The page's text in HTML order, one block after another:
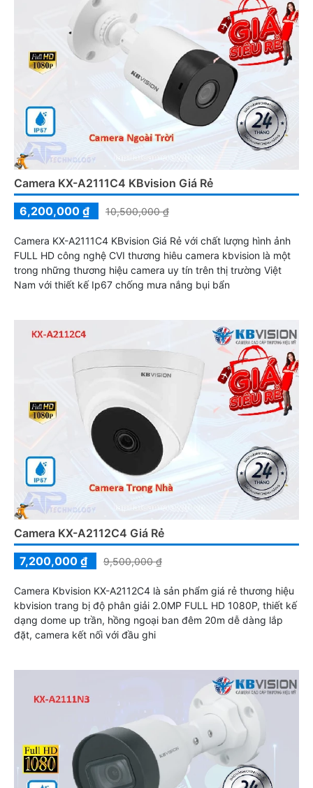
Camera KX-A2111C4 KBvision Giá Rẻ
6,200,000 ₫
10,500,000 ₫
Camera KX-A2111C4 KBvision Giá Rẻ với chất lượng hình ảnh
FULL HD công nghệ CVI thương hiêu camera kbvision là một
trong những thương hiệu camera uy tín trên thị trường Việt
Nam với thiết kế Ip67 chống mưa nắng bụi bẩn
Camera KX-A2112C4 Giá Rẻ
7,200,000 ₫
9,500,000 ₫
Camera Kbvision KX-A2112C4 là sản phẩm giá rẻ thương hiệu
kbvision trang bị độ phân giải 2.0MP FULL HD 1080P, thiết kế
dạng dome up trần, hồng ngoại ban đêm 20m dễ dàng lắp
đặt, camera kết nối với đầu ghi